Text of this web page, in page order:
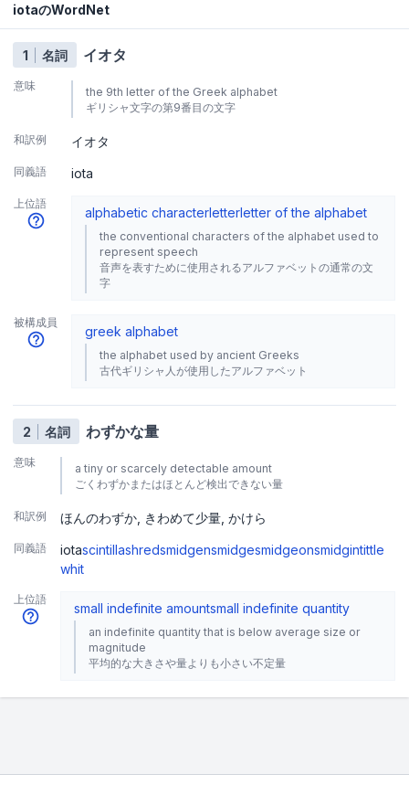
iotaのWordNet
1 名詞 イオタ
意味
the 9th letter of the Greek alphabet
ギリシャ文字の第9番目の文字
和訳例 イオタ
同義語 iota
上位語
alphabetic characterletterletter of the alphabet
the conventional characters of the alphabet used to
represent speech
音声を表すために使用されるアルファベットの通常の文
字
被構成員
greek alphabet
the alphabet used by ancient Greeks
古代ギリシャ人が使用したアルファベット
2 名詞 わずかな量
意味
a tiny or scarcely detectable amount
ごくわずかまたはほとんど検出できない量
和訳例 ほんのわずか きわめて少量 かけら
同義語 iotascintillashredsmidgensmidgesmidgeonsmidgintittle
whit
上位語
small indefinite amountsmall indefinite quantity
an indefinite quantity that is below average size or
magnitude
平均的な大きさや量よりも小さい不定量